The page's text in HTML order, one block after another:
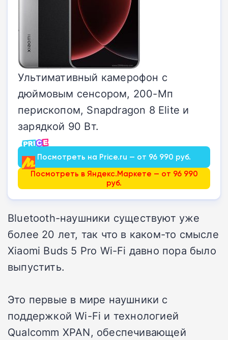
Ультимативный камерофон с
дюймовым сенсором, 200-Мп
перископом, Snapdragon 8 Elite и
зарядкой 90 Вт.
Посмотреть на Price.ru — от 96 990 руб.
Посмотреть в Яндекс.Маркете — от 96 990
руб.
Bluetooth-наушники существуют уже
более 20 лет, так что в каком-то смысле
Xiaomi Buds 5 Pro Wi-Fi давно пора было
выпустить.
Это первые в мире наушники с
поддержкой Wi-Fi и технологией
Qualcomm XPAN, обеспечивающей